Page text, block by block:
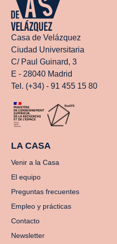
Casa de Velázquez
Ciudad Universitaria
C/ Paul Guinard, 3
E - 28040 Madrid
Tel. (+34) - 91 455 15 80
LA CASA
Venir a la Casa
El equipo
Preguntas frecuentes
Empleo y prácticas
Contacto
Newsletter